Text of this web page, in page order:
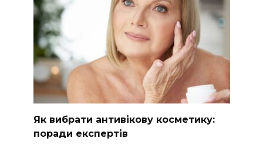
Як вибрати антивікову косметику:
поради експертів